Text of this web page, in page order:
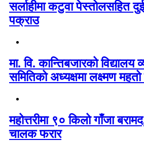
सर्लाहीमा कटुवा पेस्तोलसहित
पक्राउ
मा. वि. कान्तिबजारको विद्यालय
समितिको अध्यक्षमा लक्ष्मण
महोत्तरीमा ९० किलो गाँजा
चालक फरार